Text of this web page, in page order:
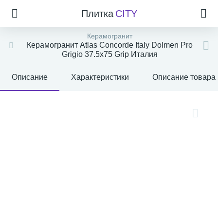
Плитка CITY
Керамогранит
Керамогранит Atlas Concorde Italy Dolmen Pro
Grigio 37.5x75 Grip Италия
Описание Характеристики Описание товара